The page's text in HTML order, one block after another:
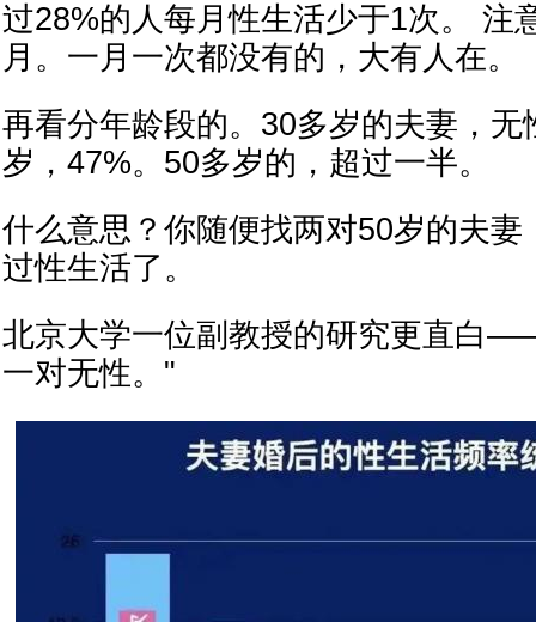
过28%的人每月性生活少于1次。 注
月。一月一次都没有的，大有人在。
再看分年龄段的。30多岁的夫妻，无
岁，47%。50多岁的，超过一半。
什么意思？你随便找两对50岁的夫妻
过性生活了。
北京大学一位副教授的研究更直白
一对无性。"